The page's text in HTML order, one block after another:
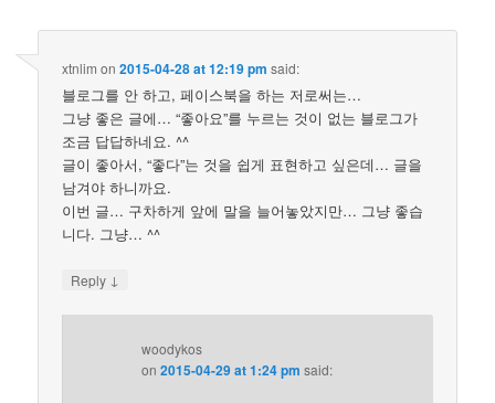
xtnlim on2015-04-28 at 12:19 pm said:
블로그를 안 하고, 페이스북을 하는 저로써는…
그냥 좋은 글에… “좋아요”를 누르는 것이 없는 블로그가
조금 답답하네요. ^^
글이 좋아서, “좋다”는 것을 쉽게 표현하고 싶은데… 글을
남겨야 하니까요.
이번 글… 구차하게 앞에 말을 늘어놓았지만… 그냥 좋습
니다. 그냥… ^^
Reply ↓
woodykos
on2015-04-29 at 1:24 pm said: